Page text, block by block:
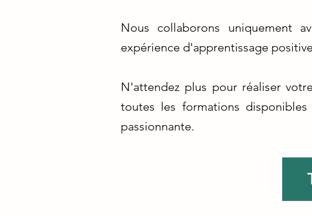
Nous collaborons uniquement
expérience d'apprentissage
N'attendez plus pour réaliser
toutes les formations
passionnante.